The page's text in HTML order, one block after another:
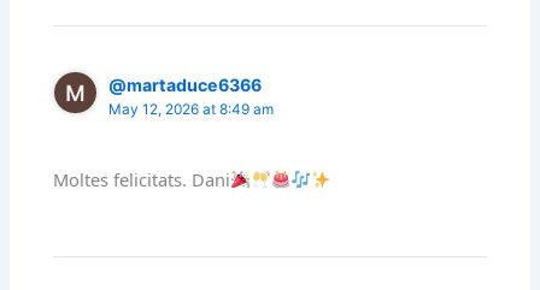
@martaduce6366
May 12, 2026 at 8:49 am
Moltes felicitats. Dani